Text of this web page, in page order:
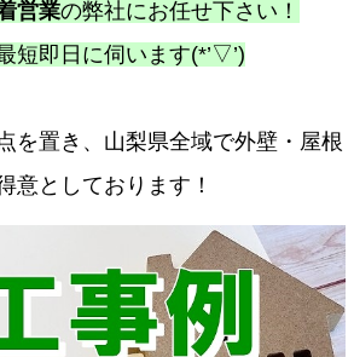
営業の弊社にお任せ下さい！
短即日に伺います(*’▽’)
を置き、山梨県全域で外壁・屋根
意としております！